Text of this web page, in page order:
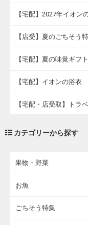
【宅配】2027年イオン
【店受】夏のごちそう
【宅配】夏の味覚ギフト
【宅配】イオンの浴衣
【宅配・店受取】トラ
カテゴリーから探す
果物・野菜
お魚
ごちそう特集